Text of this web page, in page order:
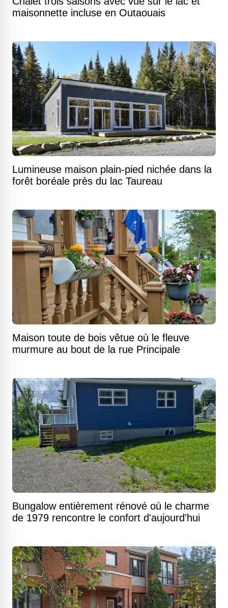
maisonnette incluse en Outaouais
Lumineuse maison plain-pied nichée dans la
forêt boréale près du lac Taureau
Maison toute de bois vêtue où le fleuve
murmure au bout de la rue Principale
Bungalow entièrement rénové où le charme
de 1979 rencontre le confort d'aujourd'hui